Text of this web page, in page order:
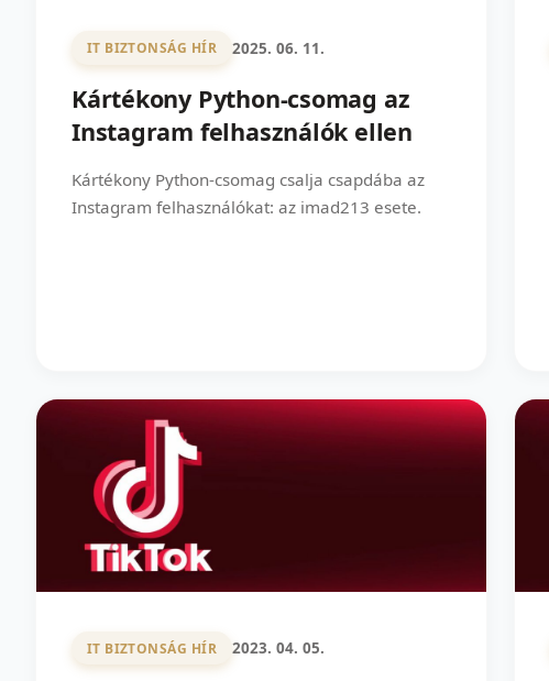
IT BIZTONSÁG HÍR 2025. 06. 11.
Kártékony Python-csomag az
Instagram felhasználók ellen
Kártékony Python-csomag csalja csapdába az
Instagram felhasználókat: az imad213 esete.
IT BIZTONSÁG HÍR 2023. 04. 05.